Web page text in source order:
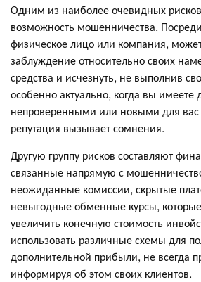
Одним из наиболее очевидных рисков
возможность мошенничества.
физическое лицо или компания,
заблуждение относительно своих
средства и исчезнуть, не выполнив
особенно актуально, когда вы имеете
непроверенными или новыми для
репутация вызывает сомнения.
Другую группу рисков составляют
связанные напрямую с
неожиданные комиссии, скрытые
невыгодные обменные курсы,
увеличить конечную стоимость
использовать различные схемы для
дополнительной прибыли, не всегда
информируя об этом своих клиентов.